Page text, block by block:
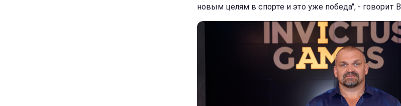
новым целям в спорте и это уже победа", - говорит